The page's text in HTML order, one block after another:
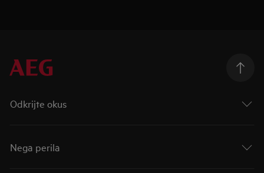
Odkrijte okus
Nega perila